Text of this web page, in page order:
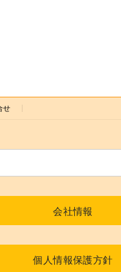
せ
会社情報
個人情報保護方針